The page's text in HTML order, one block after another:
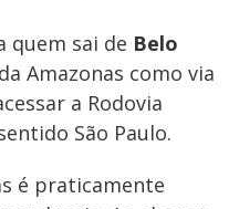
quem sai de Belo
Amazonas como via
a Rodovia
São Paulo.
é praticamente